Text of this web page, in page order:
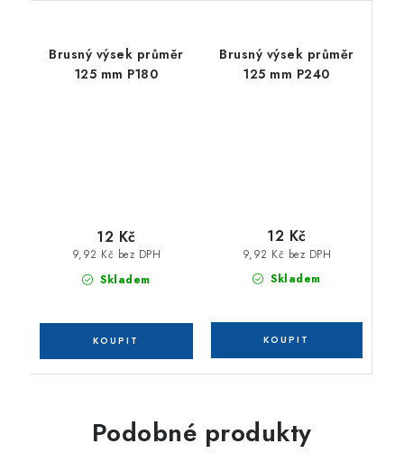
Brusný výsek průměr
125 mm P180
Skladem
9,92 Kč bez DPH
12 Kč
Brusný výsek průměr
125 mm P240
Skladem
9,92 Kč bez DPH
12 Kč
Podobné produkty